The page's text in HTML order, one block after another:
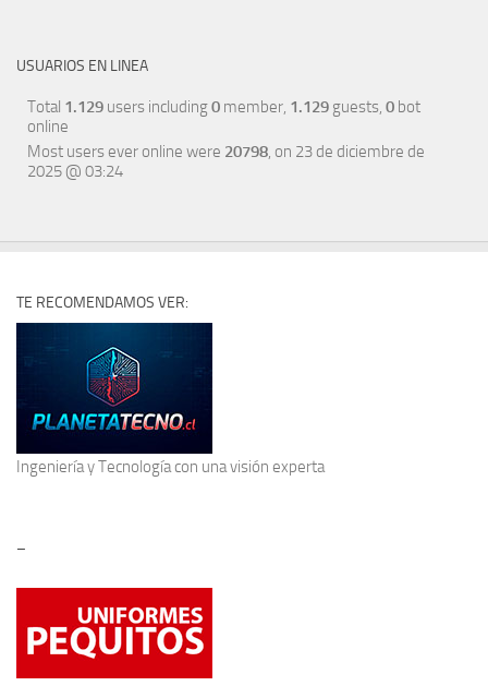
USUARIOS EN LINEA
Total 1.129 users including0 member, 1.129 guests, 0 bot
online
Most users ever online were 20798, on 23 de diciembre de
2025 @ 03:24
TE RECOMENDAMOS VER:
Ingeniería y Tecnologíacon una visión experta
–